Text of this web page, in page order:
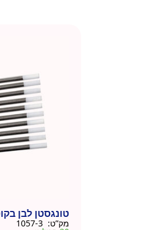
טונגסטן לבן בקוטר
מק”ט: